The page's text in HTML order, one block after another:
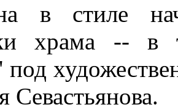
в стиле
храма -- в
Севастьянова.